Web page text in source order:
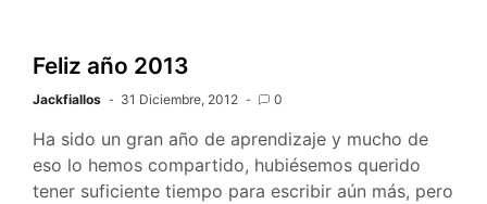
Feliz año 2013
Jackfiallos 31 Diciembre, 2012 0
Ha sido un gran año de aprendizaje y mucho de
eso lo hemos compartido, hubiésemos querido
tener suficiente tiempo para escribir aún más, pero